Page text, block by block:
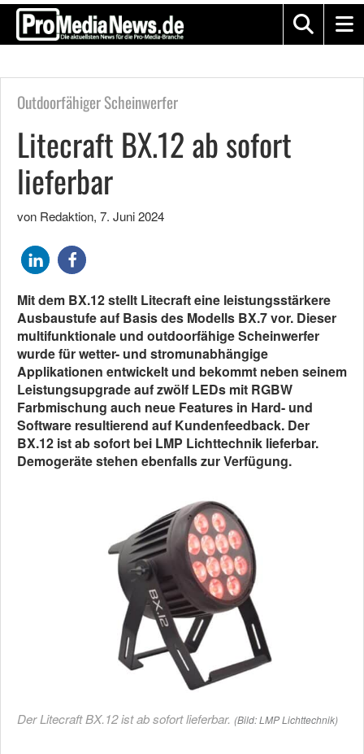
Outdoorfähiger Scheinwerfer
Litecraft BX.12 ab sofort
lieferbar
von Redaktion, 7. Juni 2024
Mit dem BX.12 stellt Litecraft eine leistungsstärkere
Ausbaustufe auf Basis des Modells BX.7 vor. Dieser
multifunktionale und outdoorfähige Scheinwerfer
wurde für wetter- und stromunabhängige
Applikationen entwickelt und bekommt neben seinem
Leistungsupgrade auf zwölf LEDs mit RGBW
Farbmischung auch neue Features in Hard- und
Software resultierend auf Kundenfeedback. Der
BX.12 ist ab sofort bei LMP Lichttechnik lieferbar.
Demogeräte stehen ebenfalls zur Verfügung.
Der Litecraft BX.12 ist ab sofort lieferbar. (Bild: LMP Lichttechnik)